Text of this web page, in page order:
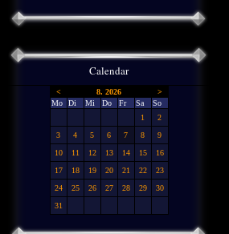
Calendar
< 8. 2026
>
Mo
Di Mi Do Fr Sa
So
1
2
3
4 5 6 7 8
9
10
11 12 13 14 15
16
17
18 19 20 21 22
23
24
25 26 27 28 29
30
31